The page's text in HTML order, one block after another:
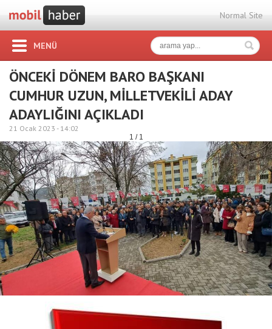
Normal Site
MENÜ
ÖNCEKİ DÖNEM BARO BAŞKANI
CUMHUR UZUN, MİLLETVEKİLİ ADAY
ADAYLIĞINI AÇIKLADI
21 Ocak 2023 - 14:02
1 / 1